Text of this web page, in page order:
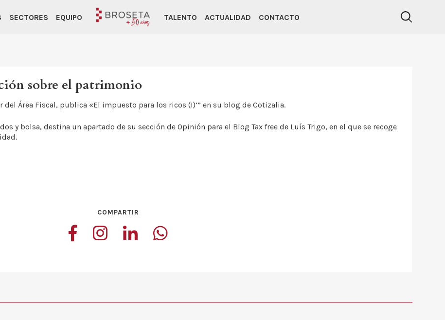
SECTORES EQUIPO TALENTO ACTUALIDAD CONTACTO
sobre el patrimonio
del Área Fiscal, publica «El impuesto para los ricos (I)’” en su blog de Cotizalia.
y bolsa, destina un apartado de su sección de Opinión para el Blog Tax free de Luís Trigo, en el que se recoge
COMPARTIR